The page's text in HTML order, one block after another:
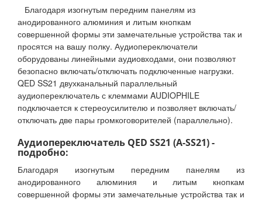
Благодаря изогнутым передним панелям из
анодированного алюминия и литым кнопкам
совершенной формы эти замечательные устройства так и
просятся на вашу полку. Аудиопереключатели
оборудованы линейными аудиовходами, они позволяют
безопасно включать/отключать подключенные нагрузки.
QED SS21 двухканальный параллельный
аудиопереключатель с клеммами AUDIOPHILE
подключается к стереоусилителю и позволяет включать/
отключать две пары громкоговорителей (параллельно).
Аудиопереключатель QED SS21 (A-SS21) -
подробно:
Благодаря изогнутым передним панелям из
анодированного алюминия и литым кнопкам
совершенной формы эти замечательные устройства так и